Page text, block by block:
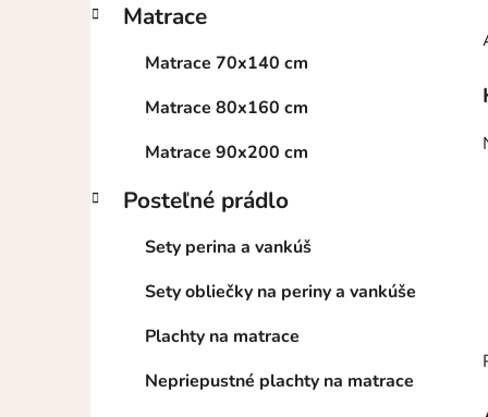
Matrace
Matrace 70x140 cm
Matrace 80x160 cm
Matrace 90x200 cm
Posteľné prádlo
Sety perina a vankúš
Sety obliečky na periny a vankúše
Plachty na matrace
Nepriepustné plachty na matrace